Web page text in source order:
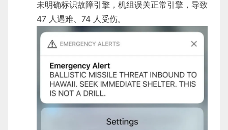
未明确标识故障引擎，机组误关正常引擎，导致
47 人遇难、74 人受伤。